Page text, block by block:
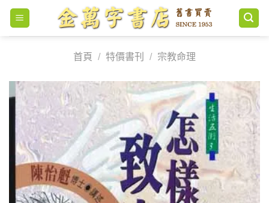
Skip
content
首頁
/ 特價書刊 / 宗教命理